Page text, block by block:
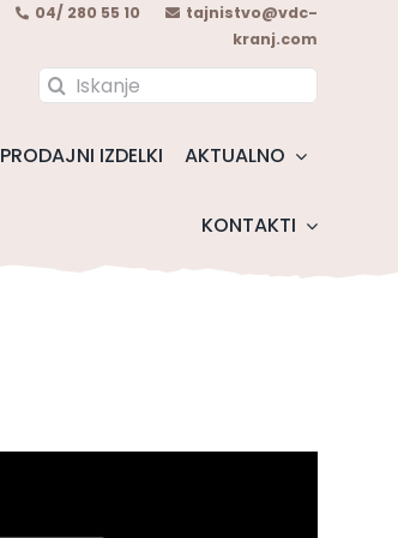
04/ 280 55 10
tajnistvo@vdc-
kranj.com
Search
PRODAJNI IZDELKI AKTUALNO
KONTAKTI